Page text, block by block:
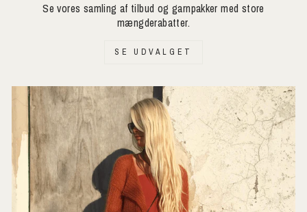
Se vores samling af tilbud og garnpakker med store
mængderabatter.
SE UDVALGET